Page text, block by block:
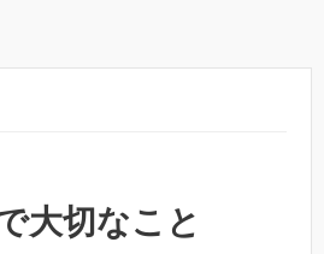
大切なこと